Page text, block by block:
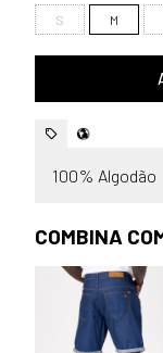
S M
100% Algodão
COMBINA